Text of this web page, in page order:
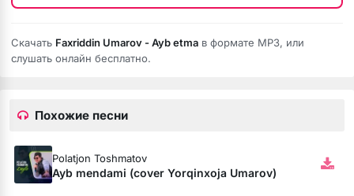
ни била
душа
Скачать Faxriddin Umarov - Ayb etma в формате MP3, или
слушать онлайн бесплатно.
Похожие песни
Polatjon Toshmatov
Ayb mendami (cover Yorqinxoja Umarov)